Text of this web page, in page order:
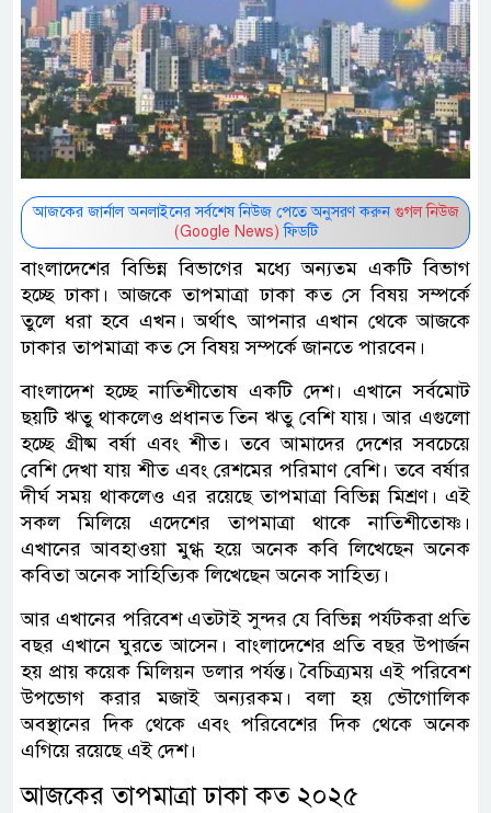
আজকের জার্নাল অনলাইনের সর্বশেষ নিউজ পেতে অনুসরণ করুন গুগল নিউজ
(Google News) ফিডটি
বাংলাদেশের বিভিন্ন বিভাগের মধ্যে অন্যতম একটি বিভাগ
হচ্ছে ঢাকা। আজকে তাপমাত্রা ঢাকা কত সে বিষয় সম্পর্কে
তুলে ধরা হবে এখন। অর্থাৎ আপনার এখান থেকে আজকে
ঢাকার তাপমাত্রা কত সে বিষয় সম্পর্কে জানতে পারবেন।
বাংলাদেশ হচ্ছে নাতিশীতোষ একটি দেশ। এখানে সর্বমোট
ছয়টি ঋতু থাকলেও প্রধানত তিন ঋতু বেশি যায়। আর এগুলো
হচ্ছে গ্রীষ্ম বর্ষা এবং শীত। তবে আমাদের দেশের সবচেয়ে
বেশি দেখা যায় শীত এবং রেশমের পরিমাণ বেশি। তবে বর্ষার
দীর্ঘ সময় থাকলেও এর রয়েছে তাপমাত্রা বিভিন্ন মিশ্রণ। এই
সকল মিলিয়ে এদেশের তাপমাত্রা থাকে নাতিশীতোষ্ণ।
এখানের আবহাওয়া মুগ্ধ হয়ে অনেক কবি লিখেছেন অনেক
কবিতা অনেক সাহিত্যিক লিখেছেন অনেক সাহিত্য।
আর এখানের পরিবেশ এতটাই সুন্দর যে বিভিন্ন পর্যটকরা প্রতি
বছর এখানে ঘুরতে আসেন। বাংলাদেশের প্রতি বছর উপার্জন
হয় প্রায় কয়েক মিলিয়ন ডলার পর্যন্ত। বৈচিত্র্যময় এই পরিবেশ
উপভোগ করার মজাই অন্যরকম। বলা হয় ভৌগোলিক
অবস্থানের দিক থেকে এবং পরিবেশের দিক থেকে অনেক
এগিয়ে রয়েছে এই দেশ।
আজকের তাপমাত্রা ঢাকা কত ২০২৫